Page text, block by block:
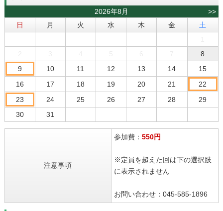
2026年8月
>>
日
月 火 水 木 金
土
8
9
10 11 12 13 14
15
16
17 18 19 20 21
22
23
24 25 26 27 28
29
30
31
注意事項
参加費： 550円
※定員を超えた回は下の選択肢
に表示されません
お問い合わせ：045-585-1896